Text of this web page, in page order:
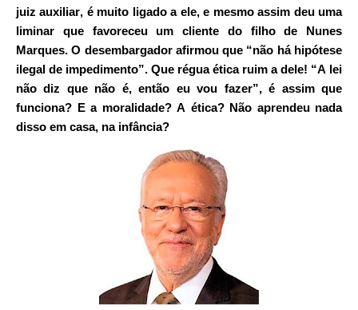
juiz auxiliar, é muito ligado a ele, e mesmo assim deu uma
liminar que favoreceu um cliente do filho de Nunes
Marques. O desembargador afirmou que “não há hipótese
ilegal de impedimento”. Que régua ética ruim a dele! “A lei
não diz que não é, então eu vou fazer”, é assim que
funciona? E a moralidade? A ética? Não aprendeu nada
disso em casa, na infância?